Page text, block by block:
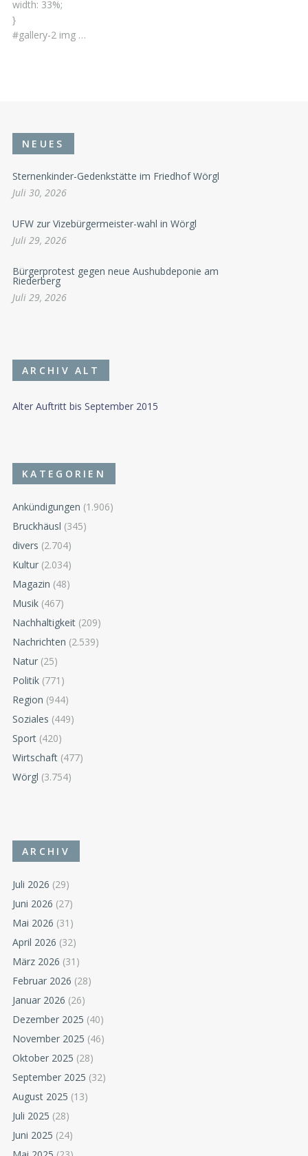
width: 33%;
}
#gallery-2 img …
NEUES
Sternenkinder-Gedenkstätte im Friedhof Wörgl
Juli 30, 2026
UFW zur Vizebürgermeister-wahl in Wörgl
Juli 29, 2026
Bürgerprotest gegen neue Aushubdeponie am
Riederberg
Juli 29, 2026
ARCHIV ALT
Alter Auftritt bis September 2015
KATEGORIEN
Ankündigungen (1.906)
Bruckhäusl (345)
divers (2.704)
Kultur (2.034)
Magazin (48)
Musik (467)
Nachhaltigkeit (209)
Nachrichten (2.539)
Natur (25)
Politik (771)
Region (944)
Soziales (449)
Sport (420)
Wirtschaft (477)
Wörgl (3.754)
ARCHIV
Juli 2026 (29)
Juni 2026 (27)
Mai 2026 (31)
April 2026 (32)
März 2026 (31)
Februar 2026 (28)
Januar 2026 (26)
Dezember 2025 (40)
November 2025 (46)
Oktober 2025 (28)
September 2025 (32)
August 2025 (13)
Juli 2025 (28)
Juni 2025 (24)